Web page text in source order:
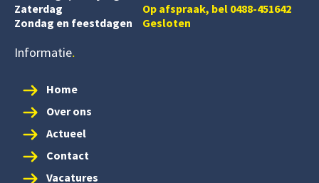
Zaterdag
Op afspraak, bel 0488-451642
Zondag en feestdagen
Gesloten
Informatie
Home
Over ons
Actueel
Contact
Vacatures